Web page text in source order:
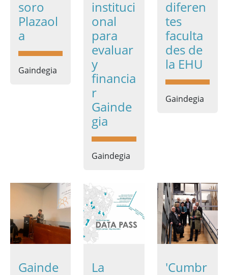
soro
Plazaol
a
Gaindegia
instituci
onal
para
evaluar
y
financia
r
Gainde
gia
Gaindegia
diferen
tes
faculta
des de
la EHU
Gaindegia
Gainde
La
'Cumbr